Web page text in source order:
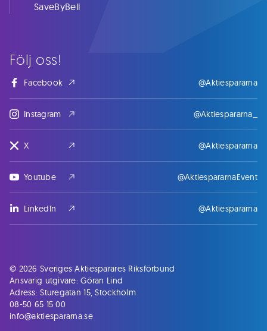
Följ oss!
Facebook @Aktiespararna
Instagram @Aktiespararna_
X @Aktiespararna
Youtube @AktiespararnaEvent
LinkedIn @Aktiespararna
SaveByBell
© 2026 Sveriges Aktiesparares Riksförbund
Ansvarig utgivare: Göran Lind
Adress: Sturegatan 15, Stockholm
08-50 65 15 00
info@aktiespararna.se